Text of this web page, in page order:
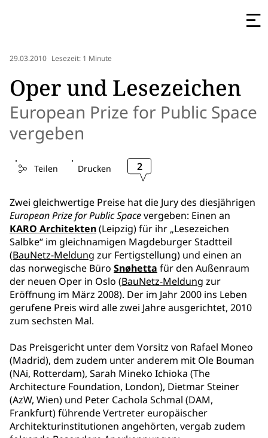
29.03.2010 Lesezeit: 1 Minute
Oper und Lesezeichen
European Prize for Public Space
vergeben
Teilen Drucken 2
Zwei gleichwertige Preise hat die Jury des diesjährigen
European Prize for Public Spacevergeben: Einen an
KARO Architekten(Leipzig) für ihr „Lesezeichen
Salbke“ im gleichnamigen Magdeburger Stadtteil
(BauNetz-Meldung zur Fertigstellung) und einen an
das norwegische Büro Snøhetta für den Außenraum
der neuen Oper in Oslo (BauNetz-Meldung zur
Eröffnung im März 2008). Der im Jahr 2000 ins Leben
gerufene Preis wird alle zwei Jahre ausgerichtet, 2010
zum sechsten Mal.
Das Preisgericht unter dem Vorsitz von Rafael Moneo
(Madrid), dem zudem unter anderem mit Ole Bouman
(NAi, Rotterdam), Sarah Mineko Ichioka (The
Architecture Foundation, London), Dietmar Steiner
(AzW, Wien) und Peter Cachola Schmal (DAM,
Frankfurt) führende Vertreter europäischer
Architekturinstitutionen angehörten, vergab zudem